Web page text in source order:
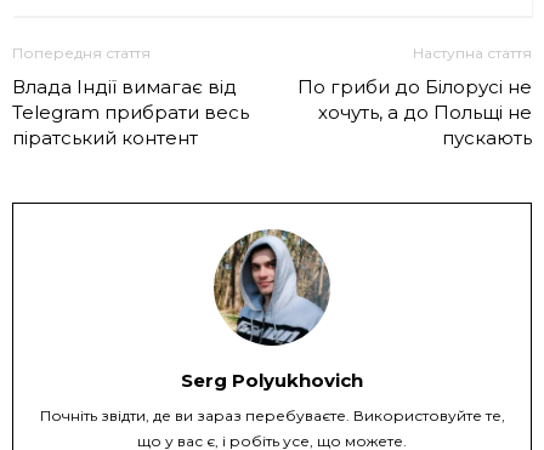
Попередня стаття
Влада Індії вимагає від
Telegram прибрати весь
піратський контент
Наступна стаття
По гриби до Білорусі не
хочуть, а до Польщі не
пускають
Serg Polyukhovich
Почніть звідти, де ви зараз перебуваєте. Використовуйте те,
що у вас є, і робіть усе, що можете.